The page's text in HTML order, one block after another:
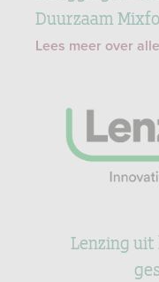
Duurzaam
Lees meer over
Lenzing